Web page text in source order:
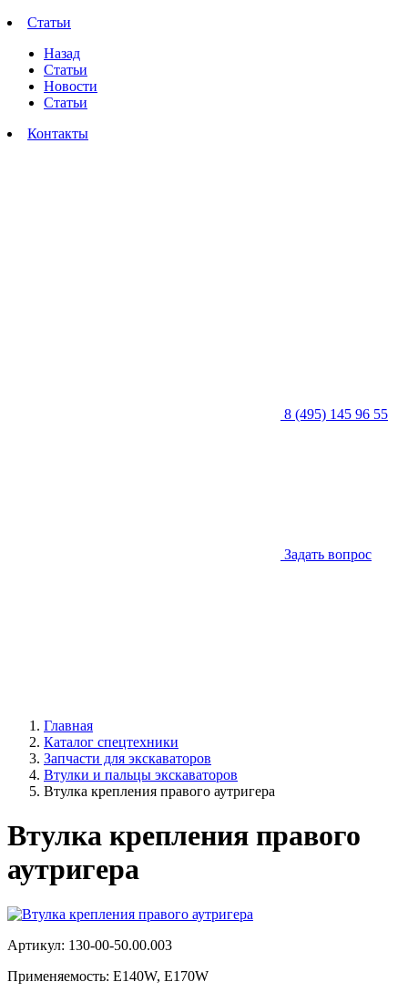
Статьи
Назад
Статьи
Новости
Статьи
Контакты
8 (495) 145 96 55
Задать вопрос
Главная
Каталог спецтехники
Запчасти для экскаваторов
Втулки и пальцы экскаваторов
Втулка крепления правого аутригера
Втулка крепления правого
аутригера
Артикул: 130-00-50.00.003
Применяемость: E140W, E170W